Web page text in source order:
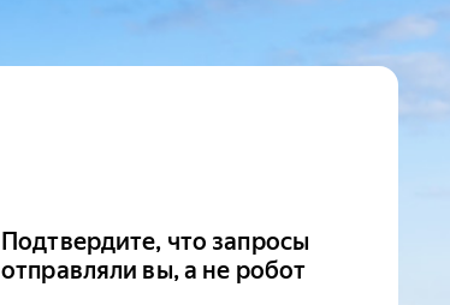
Подтвердите, что запросы
отправляли вы, а не робот